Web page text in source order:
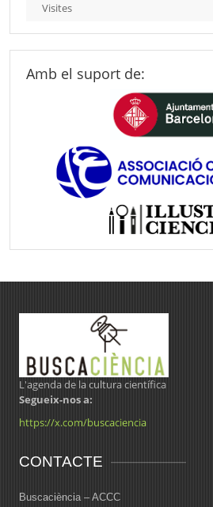
Visites
Amb el suport de:
L'agenda de la cultura científica
Segueix-nos a:
https://x.com/buscaciencia
CONTACTE
Buscaciència – ACCC